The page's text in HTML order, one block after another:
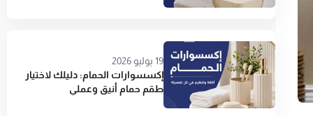
19 يوليو 2026
إكسسوارات الحمام: دليلك لاختيار
طقم حمام أنيق وعملي